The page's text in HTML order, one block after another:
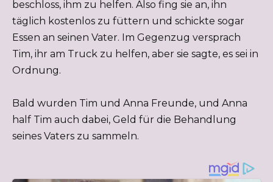
beschloss, ihm zu helfen. Also fing sie an, ihn
täglich kostenlos zu füttern und schickte sogar
Essen an seinen Vater. Im Gegenzug versprach
Tim, ihr am Truck zu helfen, aber sie sagte, es sei in
Ordnung.
Bald wurden Tim und Anna Freunde, und Anna
half Tim auch dabei, Geld für die Behandlung
seines Vaters zu sammeln.